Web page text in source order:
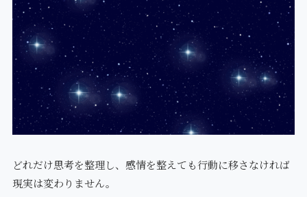
どれだけ思考を整理し、感情を整えても行動に移さなければ
現実は変わりません。